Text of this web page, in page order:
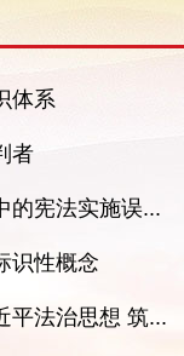
体系
者
的宪法实施误...
识性概念
平法治思想 筑...